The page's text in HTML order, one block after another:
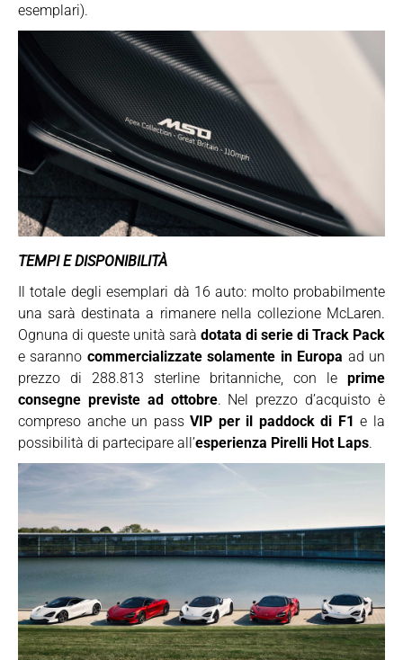
esemplari).
TEMPI E DISPONIBILITÀ
Il totale degli esemplari dà 16 auto: molto probabilmente
una sarà destinata a rimanere nella collezione McLaren.
Ognuna di queste unità sarà dotata di serie di Track Pack
e saranno commercializzate solamente in Europa ad un
prezzo di 288.813 sterline britanniche, con le prime
consegne previste ad ottobre. Nel prezzo d’acquisto è
compreso anche un passVIP per il paddock di F1 e la
possibilità di partecipare all’esperienza Pirelli Hot Laps.